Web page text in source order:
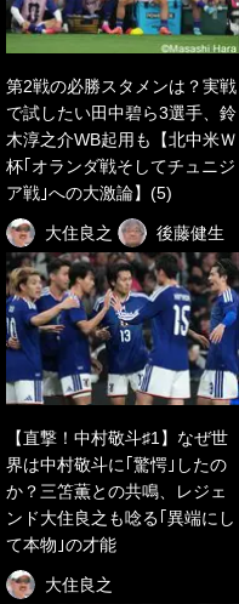
第2戦の必勝スタメンは？実戦
で試したい田中碧ら3選手、鈴
木淳之介WB起用も【北中米Ｗ
杯｢オランダ戦そしてチュニジ
ア戦｣への大激論】(5)
大住良之 後藤健生
【直撃！中村敬斗♯1】なぜ世
界は中村敬斗に｢驚愕｣したの
か？三笘薫との共鳴、レジェ
ンド大住良之も唸る｢異端にし
て本物｣の才能
大住良之